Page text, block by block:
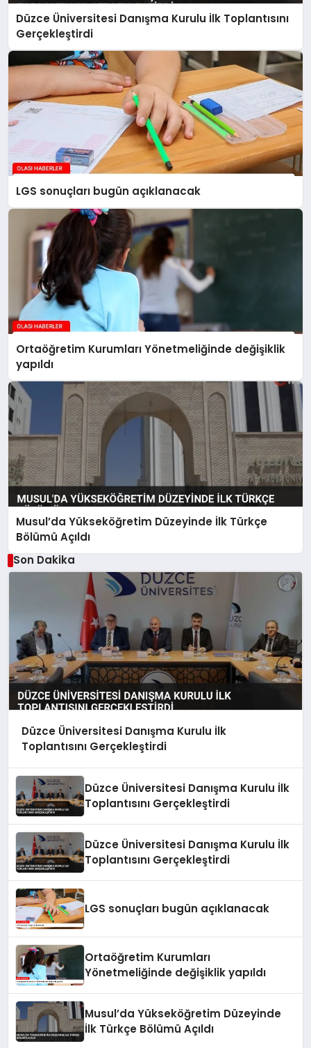
Düzce Üniversitesi Danışma Kurulu İlk Toplantısını
Gerçekleştirdi
LGS sonuçları bugün açıklanacak
Ortaöğretim Kurumları Yönetmeliğinde değişiklik
yapıldı
Musul’da Yükseköğretim Düzeyinde İlk Türkçe
Bölümü Açıldı
Son Dakika
Düzce Üniversitesi Danışma Kurulu İlk
Toplantısını Gerçekleştirdi
Düzce Üniversitesi Danışma Kurulu İlk
Toplantısını Gerçekleştirdi
Düzce Üniversitesi Danışma Kurulu İlk
Toplantısını Gerçekleştirdi
LGS sonuçları bugün açıklanacak
Ortaöğretim Kurumları
Yönetmeliğinde değişiklik yapıldı
Musul’da Yükseköğretim Düzeyinde
İlk Türkçe Bölümü Açıldı